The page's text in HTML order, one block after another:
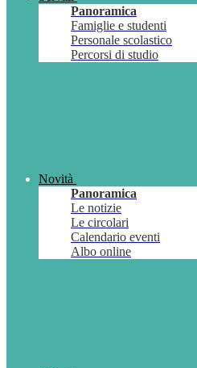
Panoramica
Famiglie e studenti
Personale scolastico
Percorsi di studio
Novità
Panoramica
Le notizie
Le circolari
Calendario eventi
Albo online